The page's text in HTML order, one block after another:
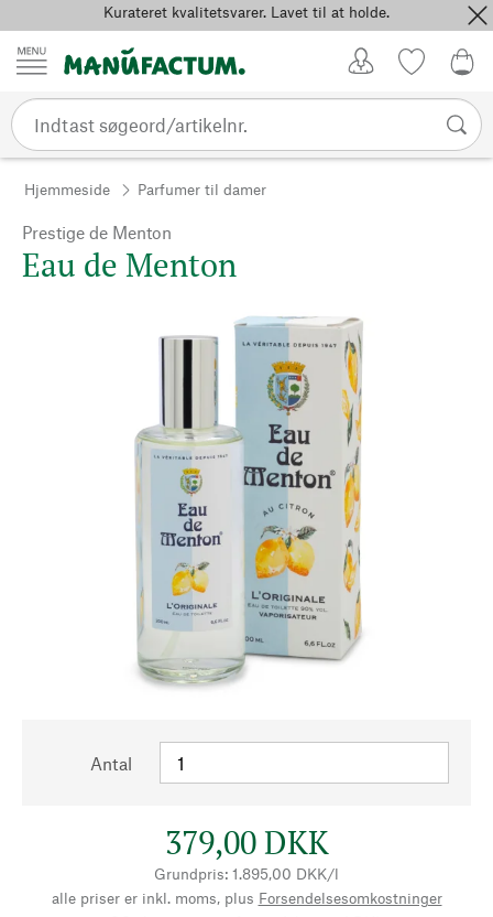
Spring til indholdKurateret kvalitetsvarer. Lavet til at holde.
Hjemmeside Parfumer til damer
Prestige de Menton
Eau de Menton
Antal
379,00 DKK
Grundpris: 1.895,00 DKK/l
alle priser er inkl. moms, plus Forsendelsesomkostninger